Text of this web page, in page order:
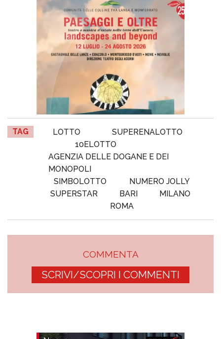
TAG LOTTO
SUPERENALOTTO
10ELOTTO
AGENZIA DELLE DOGANE E DEI
MONOPOLI
SIMBOLOTTO
NUMERO JOLLY
SUPERSTAR
BARI
MILANO
ROMA
COMMENTA
SCRIVI/SCOPRI I COMMENTI